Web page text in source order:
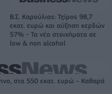
Β.Σ. Καρούλιας: Τζίρος 98,7
εκατ. ευρώ και αύξηση κερδών
57% - Τα νέα στοιχήματα σε
low & non alcohol
στα 550 εκατ. ευρώ – Καθαρά